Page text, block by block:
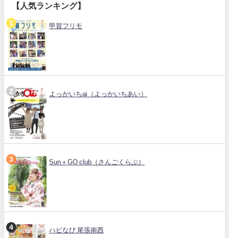
【人気ランキング】
甲賀フリモ
よっかいちai（よっかいちあい）
Sun＋GO club（さんごくらぶ）
ハピなび 尾張南西